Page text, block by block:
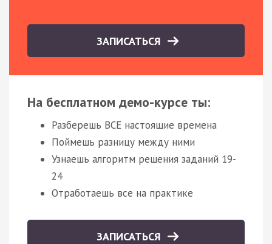
ЗАПИСАТЬСЯ
На бесплатном демо-курсе ты:
Разберешь ВСЕ настоящие времена
Поймешь разницу между ними
Узнаешь алгоритм решения заданий 19-
24
Отработаешь все на практике
ЗАПИСАТЬСЯ